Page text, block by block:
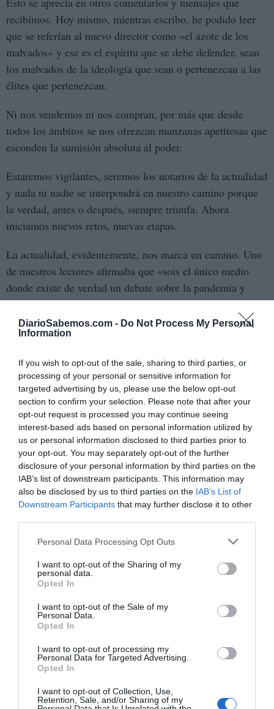
DiarioSabemos.com - Do Not Process My Personal
Information
If you wish to opt-out of the sale, sharing to third parties, or
processing of your personal or sensitive information for
targeted advertising by us, please use the below opt-out
section to confirm your selection. Please note that after your
opt-out request is processed you may continue seeing
interest-based ads based on personal information utilized by
us or personal information disclosed to third parties prior to
your opt-out. You may separately opt-out of the further
disclosure of your personal information by third parties on the
IAB’s list of downstream participants. This information may
also be disclosed by us to third parties on the IAB’s List of
Downstream Participants that may further disclose it to other
Personal Data Processing Opt Outs
I want to opt-out of the Sharing of my
personal data.
Opted In
I want to opt-out of the Sale of my
Personal Data.
Opted In
I want to opt-out of processing my
Personal Data for Targeted Advertising.
Opted In
I want to opt-out of Collection, Use,
Retention, Sale, and/or Sharing of my
recibimos. Hoy mismo, mientras escribo, he podido leer
que se referían al nuevo director como «el azote de los
malvados» y ese es el espíritu que se debe defender, sean
los malvados de la ideología que sean o pertenezcan a las
élites que pertenezcan.
Ni nos vendemos ni nos compran, por más que desde
todos los ámbitos se nos ofrezcan manzanas apetitosas que
esconden la sumisión absoluta al poder.
Estaremos vigilantes, seremos los notarios de la actualidad
y nada ni nadie se interpondrá en nuestro camino porque
la verdad, antes o después, siempre triunfa. Ahora
iniciamos nuevos retos, nuevas etapas.
La actualidad, evidentemente, nos marca un camino. Uno
de nuestros lectores afirmaba que «sois el único medio
donde existe de verdad un debate sobre la pandemia y
sobre las vacunas». Yo le respondo a este lector que
«como no podía ser de otro modo». En Diario Sabemos no
creemos en las mordazas ni en el silenciamiento de lo que
Cuando Vox empezó a crecer hubo muchas voces que
afirmaban que no había que darles voz porque era una
forma de hacerles crecer. Nosotros nos negamos y, desde
nuestro espíritu crítico con la extrema derecha,
denunciamos su discurso, sus palabras y sus hechos.
¿Fuimos cómplices del crecimiento de los ultras? No,
evidentemente no. Más bien al contrario.
Lo mismo ocurre en la actualidad con las vacunas y la
pandemia. Un medio de comunicación no puede negar el
espacio a lo que defienden varios millones de personas en
España. Hay quien afirma que no hay que darles voz a
quienes están en contra de las vacunas. Eso es un error. Lo
que tampoco se puede hacer es silenciar los datos oficiales
o los informes científicos favorables a la vacunación. Por
eso Diario Sabemos publica informaciones, opiniones y
análisis en ambos sentidos. El debate está ahí.
Por otro lado, nuestro medio está vigilante a los beneficios
que muchos están obteniendo de la pandemia. En el
mundo ya son demasiados los sectores que se están